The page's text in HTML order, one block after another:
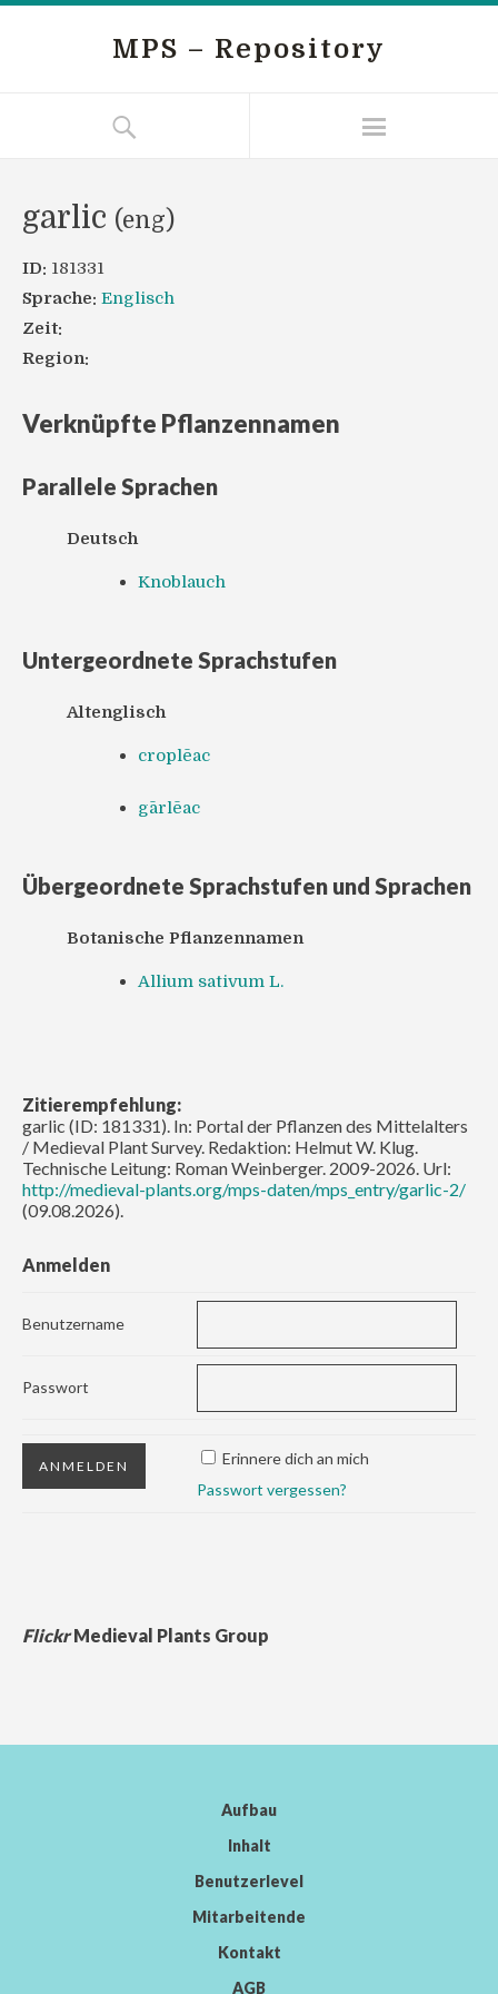
MPS – Repository
garlic (eng)
ID: 181331
Sprache: Englisch
Zeit:
Region:
Verknüpfte Pflanzennamen
Parallele Sprachen
Deutsch
Knoblauch
Untergeordnete Sprachstufen
Altenglisch
croplēac
gārlēac
Übergeordnete Sprachstufen und Sprachen
Botanische Pflanzennamen
Allium sativum L.
Zitierempfehlung:
garlic (ID: 181331). In: Portal der Pflanzen des Mittelalters
/ Medieval Plant Survey. Redaktion: Helmut W. Klug.
Technische Leitung: Roman Weinberger. 2009-2026. Url:
http://medieval-plants.org/mps-daten/mps_entry/garlic-2/
(09.08.2026).
Anmelden
Benutzername
Passwort
Erinnere dich an mich
Passwort vergessen?
FlickrMedieval Plants Group
Aufbau
Inhalt
Benutzerlevel
Mitarbeitende
Kontakt
AGB